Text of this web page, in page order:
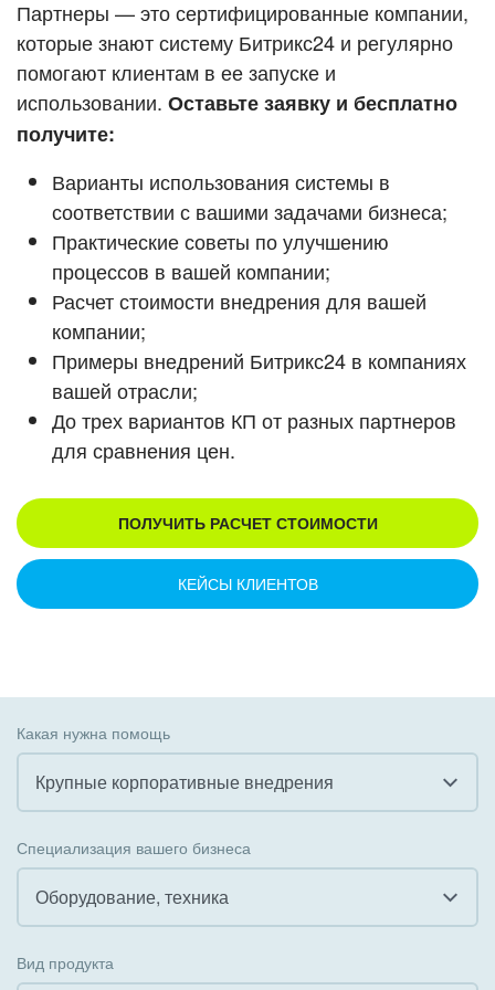
ВХОД
ВХОД
Смотреть видеокейсы
Партнеры — это сертифицированные компании,
которые знают систему Битрикс24 и регулярно
помогают клиентам в ее запуске и
использовании. Оставьте заявку и бесплатно
получите:
Варианты использования системы в
соответствии с вашими задачами бизнеса;
Практические советы по улучшению
процессов в вашей компании;
Расчет стоимости внедрения для вашей
компании;
Примеры внедрений Битрикс24 в компаниях
вашей отрасли;
До трех вариантов КП от разных партнеров
для сравнения цен.
ПОЛУЧИТЬ РАСЧЕТ СТОИМОСТИ
КЕЙСЫ КЛИЕНТОВ
Какая нужна помощь
Крупные корпоративные внедрения
Внедрение КЭДО
Интеграция с 1С
Специализация вашего бизнеса
Оборудование, техника
Вид продукта